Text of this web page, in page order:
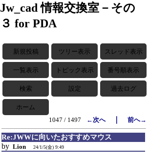
Jw_cad 情報交換室－その
３ for PDA
新規投稿 ツリー表示 スレッド表示
一覧表示 トピック表示 番号順表示
検索 設定 過去ログ
ホーム
1047 / 1497
←次へ｜ 前へ→
Re:JWWに向いたおすすめマウス
by Lion 24/1/5(金) 9:49